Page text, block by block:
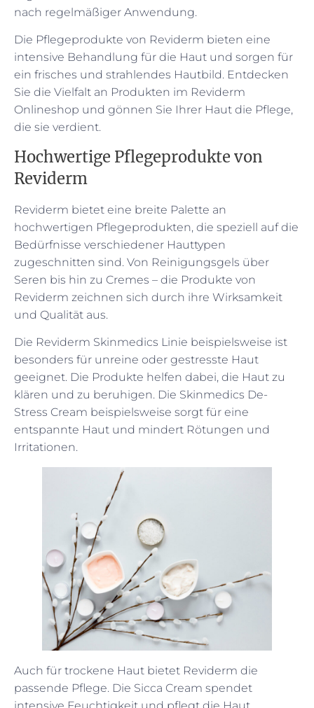
nach regelmäßiger Anwendung.
Die Pflegeprodukte von Reviderm bieten eine
intensive Behandlung für die Haut und sorgen für
ein frisches und strahlendes Hautbild. Entdecken
Sie die Vielfalt an Produkten im Reviderm
Onlineshop und gönnen Sie Ihrer Haut die Pflege,
die sie verdient.
Hochwertige Pflegeprodukte von
Reviderm
Reviderm bietet eine breite Palette an
hochwertigen Pflegeprodukten, die speziell auf die
Bedürfnisse verschiedener Hauttypen
zugeschnitten sind. Von Reinigungsgels über
Seren bis hin zu Cremes – die Produkte von
Reviderm zeichnen sich durch ihre Wirksamkeit
und Qualität aus.
Die Reviderm Skinmedics Linie beispielsweise ist
besonders für unreine oder gestresste Haut
geeignet. Die Produkte helfen dabei, die Haut zu
klären und zu beruhigen. Die Skinmedics De-
Stress Cream beispielsweise sorgt für eine
entspannte Haut und mindert Rötungen und
Irritationen.
Auch für trockene Haut bietet Reviderm die
passende Pflege. Die Sicca Cream spendet